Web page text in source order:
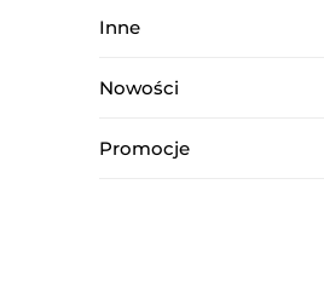
Inne
Nowości
Promocje